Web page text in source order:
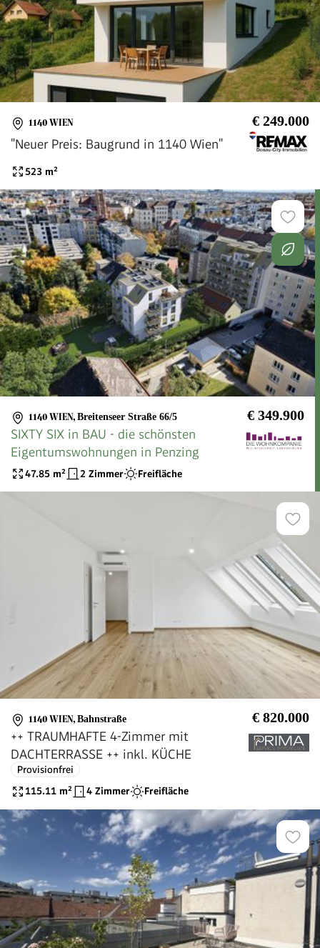
1140 WIEN € 249.000
"Neuer Preis: Baugrund in 1140 Wien"
523 m²
1140 WIEN, Breitenseer Straße 66/5 € 349.900
SIXTY SIX in BAU - die schönsten
Eigentumswohnungen in Penzing
47.85 m² 2 Zimmer Freifläche
1140 WIEN, Bahnstraße € 820.000
++ TRAUMHAFTE 4-Zimmer mit
DACHTERRASSE ++ inkl. KÜCHE
Provisionfrei
115.11 m² 4 Zimmer Freifläche